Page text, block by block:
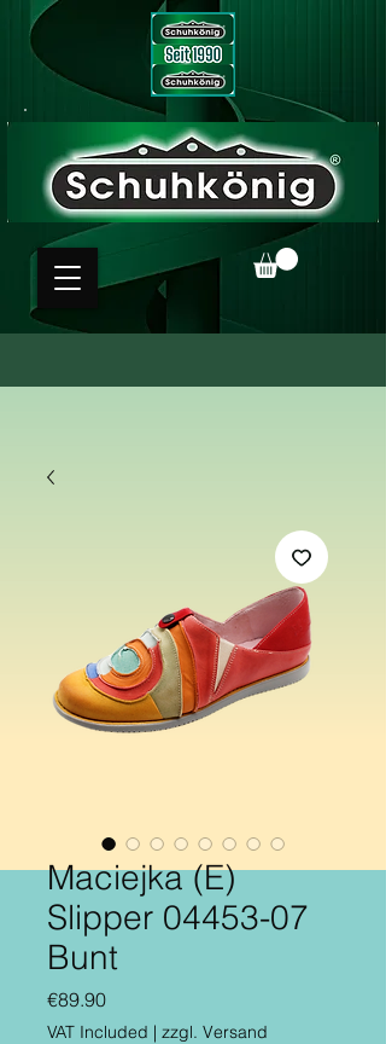
Maciejka (E)
Slipper 04453-07
Bunt
€89.90Price
VAT Included | zzgl. Versand